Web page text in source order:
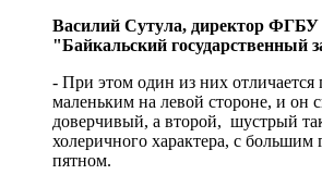
Василий Сутула, директор ФГБУ
"Байкальский государственный
- При этом один из них
маленьким на левой стороне, и он
доверчивый, а второй, шустрый
холеричного характера, с большим
пятном.